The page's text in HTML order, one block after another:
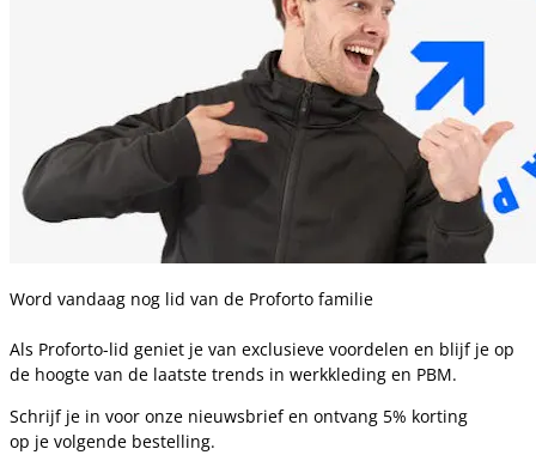
Word vandaag nog lid van de Proforto familie
Als Proforto-lid geniet je van exclusieve voordelen en blijf je op
de hoogte van de laatste trends in werkkleding en PBM.
Schrijf je in voor onze nieuwsbrief en ontvang 5% korting
op je volgende bestelling.